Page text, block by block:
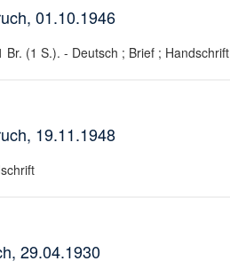
01.10.1946
(1 S.). - Deutsch ; Brief ; Handschrift
19.11.1948
29.04.1930